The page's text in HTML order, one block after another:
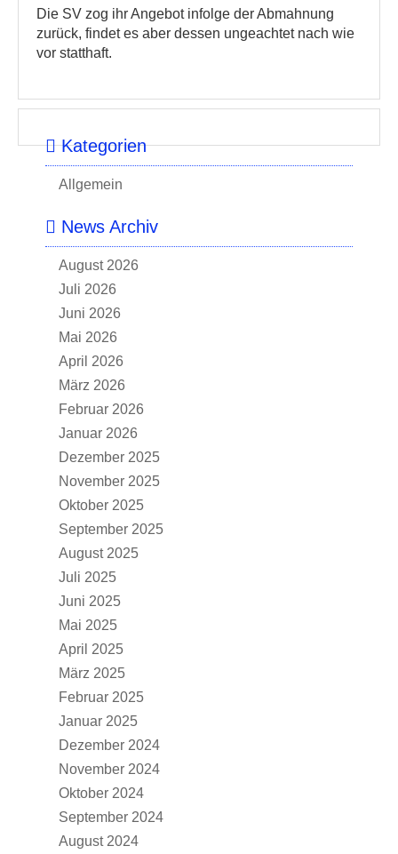
Die SV zog ihr Angebot infolge der Abmahnung
zurück, findet es aber dessen ungeachtet nach wie
vor statthaft.
Kategorien
Allgemein
News Archiv
August 2026
Juli 2026
Juni 2026
Mai 2026
April 2026
März 2026
Februar 2026
Januar 2026
Dezember 2025
November 2025
Oktober 2025
September 2025
August 2025
Juli 2025
Juni 2025
Mai 2025
April 2025
März 2025
Februar 2025
Januar 2025
Dezember 2024
November 2024
Oktober 2024
September 2024
August 2024